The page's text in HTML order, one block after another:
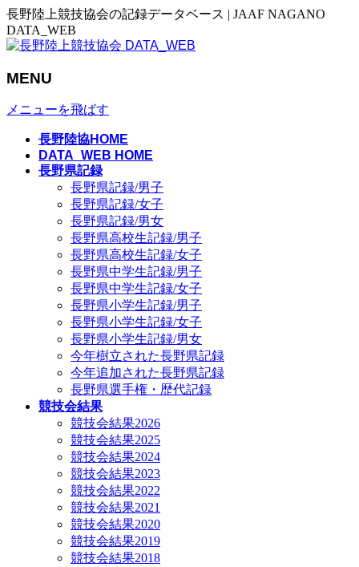
長野陸上競技協会の記録データベース | JAAF NAGANO
DATA_WEB
MENU
メニューを飛ばす
長野陸協HOME
DATA_WEB HOME
長野県記録
長野県記録/男子
長野県記録/女子
長野県記録/男女
長野県高校生記録/男子
長野県高校生記録/女子
長野県中学生記録/男子
長野県中学生記録/女子
長野県小学生記録/男子
長野県小学生記録/女子
長野県小学生記録/男女
今年樹立された長野県記録
今年追加された長野県記録
長野県選手権・歴代記録
競技会結果
競技会結果2026
競技会結果2025
競技会結果2024
競技会結果2023
競技会結果2022
競技会結果2021
競技会結果2020
競技会結果2019
競技会結果2018